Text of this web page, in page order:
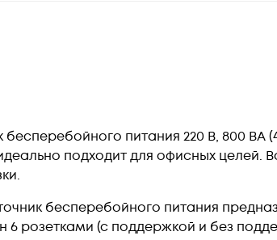
питания 220 В, 800 ВА
подходит для офисных целей.
бесперебойного питания
6 розетками (с поддержкой и без